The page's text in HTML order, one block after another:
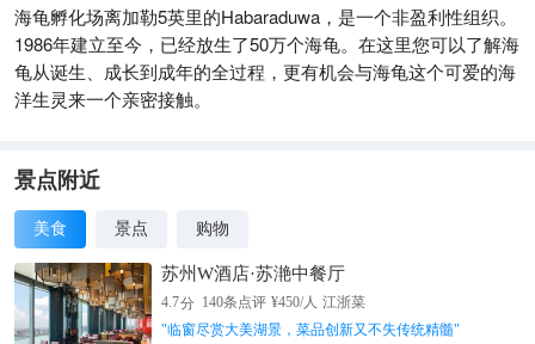
海龟孵化场离加勒5英里的Habaraduwa，是一个非盈利性组织。
1986年建立至今，已经放生了50万个海龟。在这里您可以了解海
龟从诞生、成长到成年的全过程，更有机会与海龟这个可爱的海
洋生灵来一个亲密接触。
景点附近
美食 景点 购物
苏州W酒店·苏滟中餐厅
4.7分 140条点评 ¥450/人 江浙菜
"临窗尽赏大美湖景，菜品创新又不失传统精髓"